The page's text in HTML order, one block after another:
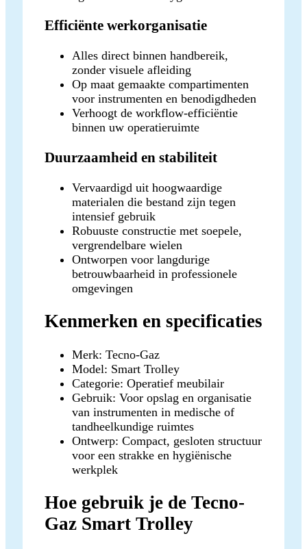
Efficiënte werkorganisatie
Alles direct binnen handbereik,
zonder visuele afleiding
Op maat gemaakte compartimenten
voor instrumenten en benodigdheden
Verhoogt de workflow-efficiëntie
binnen uw operatieruimte
Duurzaamheid en stabiliteit
Vervaardigd uit hoogwaardige
materialen die bestand zijn tegen
intensief gebruik
Robuuste constructie met soepele,
vergrendelbare wielen
Ontworpen voor langdurige
betrouwbaarheid in professionele
omgevingen
Kenmerken en specificaties
Merk: Tecno-Gaz
Model: Smart Trolley
Categorie: Operatief meubilair
Gebruik: Voor opslag en organisatie
van instrumenten in medische of
tandheelkundige ruimtes
Ontwerp: Compact, gesloten structuur
voor een strakke en hygiënische
werkplek
Hoe gebruik je de Tecno-
Gaz Smart Trolley